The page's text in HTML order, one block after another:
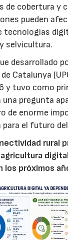
de cobertura y
pueden
tecnologías
selvicultura.
desarrollado
Catalunya
y tuvo como
una pregunta
de enorme
el futuro
rural
los próximos